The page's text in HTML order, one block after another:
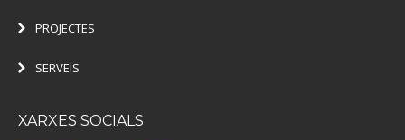
PROJECTES
SERVEIS
XARXES SOCIALS